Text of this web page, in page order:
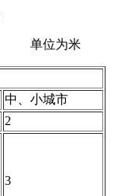
单位为米
中、小城市
2
3